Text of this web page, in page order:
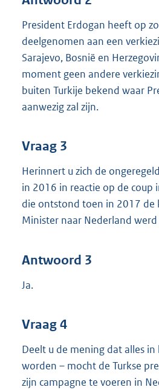
President Erdogan heeft op
deelgenomen aan een
Sarajevo, Bosnië en
moment geen andere
buiten Turkije bekend waar
aanwezig zal zijn.
Vraag 3
Herinnert u zich de
in 2016 in reactie op de coup
die ontstond toen in 2017 de
Minister naar Nederland
Antwoord 3
Ja.
Vraag 4
Deelt u de mening dat alles
worden – mocht de Turkse
zijn campagne te voeren in